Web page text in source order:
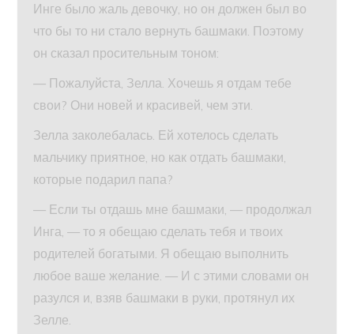
Инге было жаль девочку, но он должен был во
что бы то ни стало вернуть башмаки. Поэтому
он сказал просительным тоном:
— Пожалуйста, Зелла. Хочешь я отдам тебе
свои? Они новей и красивей, чем эти.
Зелла заколебалась. Ей хотелось сделать
мальчику приятное, но как отдать башмаки,
которые подарил папа?
— Если ты отдашь мне башмаки, — продолжал
Инга, — то я обещаю сделать тебя и твоих
родителей богатыми. Я обещаю выполнить
любое ваше желание. — И с этими словами он
разулся и, взяв башмаки в руки, протянул их
Зелле.